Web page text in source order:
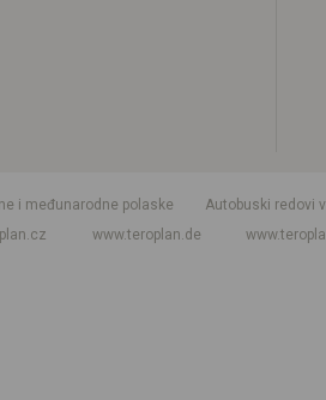
i međunarodne polaske
Autobuski redovi
www.teroplan.de